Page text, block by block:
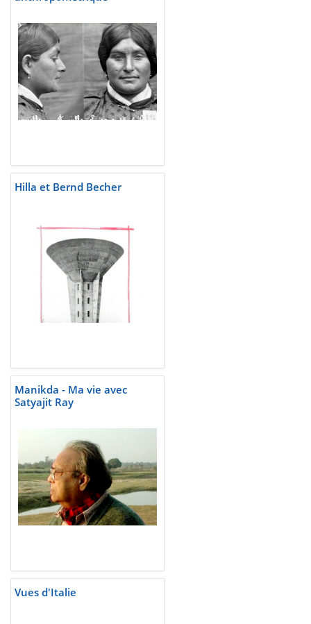
Hilla et Bernd Becher
Manikda - Ma vie avec
Satyajit Ray
Vues d'Italie